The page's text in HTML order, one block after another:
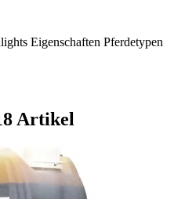
Eigenschaften Pferdetypen
Artikel